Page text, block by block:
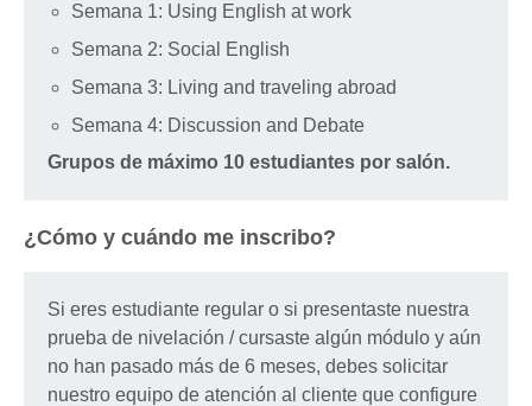
Semana 1: Using English at work
Semana 2: Social English
Semana 3: Living and traveling abroad
Semana 4: Discussion and Debate
Grupos de máximo 10 estudiantes por salón.
¿Cómo y cuándo me inscribo?
Si eres estudiante regular o si presentaste nuestra
prueba de nivelación / cursaste algún módulo y aún
no han pasado más de 6 meses, debes solicitar
nuestro equipo de atención al cliente que configure